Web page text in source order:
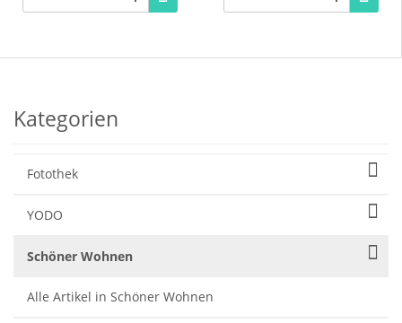
Kategorien
Fotothek
YODO
Schöner Wohnen
Alle Artikel in Schöner Wohnen